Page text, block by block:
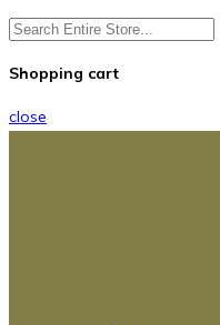
Shopping cart
close